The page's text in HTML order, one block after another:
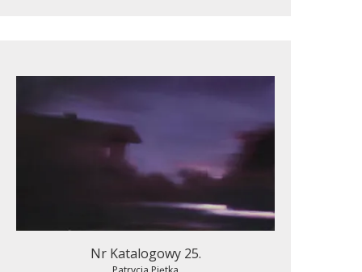
Nr Katalogowy 25.